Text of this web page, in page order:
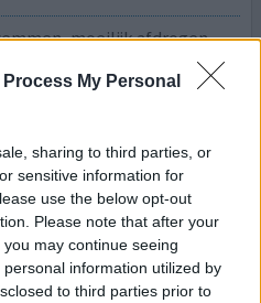
Process My Personal
sharing to third parties, or
sensitive information for
use the below opt-out
Please note that after your
may continue seeing
information utilized by
to third parties prior to
,moeilijk afdrogen-
vooral kleine tenen. Vloer
Teen vocht maakt huid week
26-7-19 21:00 avond
Uurtje erna prikt en jeuk.
02: [lees meer...]
0 reacties